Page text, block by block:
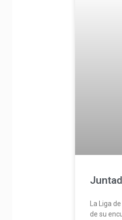
La Liga
de su